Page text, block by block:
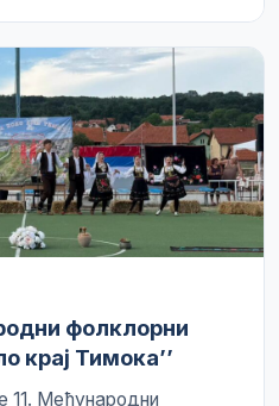
фолклорни
крај Тимока’’
11. Међународни